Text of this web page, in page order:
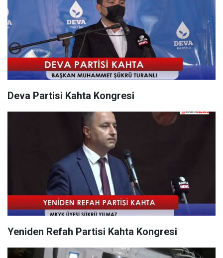
Deva Partisi Kahta Kongresi
Yeniden Refah Partisi Kahta Kongresi